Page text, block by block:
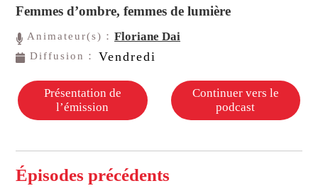
Femmes d’ombre, femmes de lumière
Animateur(s)：Floriane Dai
Diffusion： Vendredi
Présentation de
l’émission
Continuer vers le
podcast
Épisodes précédents